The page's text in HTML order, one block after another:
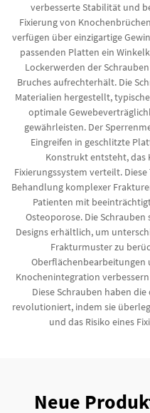
verbesserte Stabilität und
Fixierung von
verfügen über einzigartige
passenden Platten ein
Lockerwerden der
Bruches aufrechterhält. Die
Materialien hergestellt,
optimale
gewährleisten. Der
Eingreifen in geschlitzte
Konstrukt entsteht, das
Fixierungssystem verteilt.
Behandlung komplexer
Patienten mit
Osteoporose. Die
Designs erhältlich, um
Frakturmuster zu
Knochenintegration
Diese Schrauben haben
revolutioniert, indem sie
und das Risiko eines
Neue